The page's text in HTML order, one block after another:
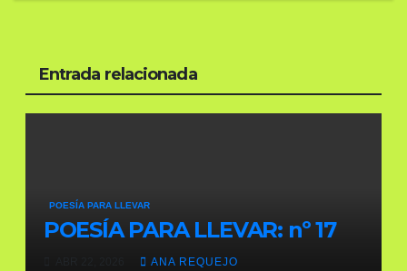
Entrada relacionada
POESÍA PARA LLEVAR
POESÍA PARA LLEVAR: nº 17
ANA REQUEJO